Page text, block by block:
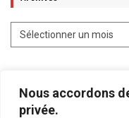
Nous accordons
privée.